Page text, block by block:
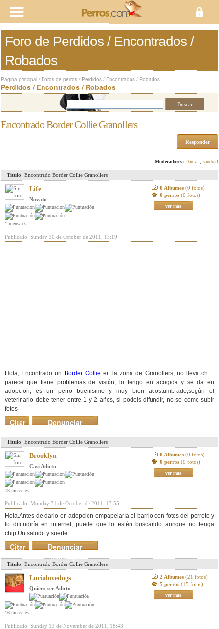
Foro de Perdidos / Encontrados /
Robados
Página principal / Foros de perros / Perdidos / Encontrados / Robados
Perdidos / Encontrados / Robados
Encontrado Border Collie Granollers
Responder
Moderadores: Damzel sandrarf
Titulo: Encontrado Border Collie Granollers
Life
Novato
1 mensajes
0 Albumes (0 fotos)
0 perros (0 fotos)
ver mas
Publicado: Sunday 30 de October de 2011, 13:19
Hola, Encontrado un Border Collie en la zona de Granollers, no lleva chip,
parece que tiene problemas de visión, lo tengo en acogida y se da en
adopcion, es un perro buenisimo y muy bien acostumbrado,según el
veterinario debe tener entre 1 y 2 años, si podeis difundir, no se como subir
fotos
Denunciar
mensaje
Citar
Titulo: Encontrado Border Collie Granollers
Brooklyn
Casi Adicto
73 mensajes
0 Albumes (0 fotos)
0 perros (0 fotos)
ver mas
Publicado: Monday 31 de October de 2011, 13:55
Hola.Antes de darlo en adopción empapelaría el barrio con fotos del perrete y
lo difundiría en internet, puede que lo estén buscando aunque no tenga
chip.Un saludo y suerte.
Denunciar
mensaje
Citar
Titulo: Encontrado Border Collie Granollers
Lucialovedogs
Quiero ser Adicto
16 mensajes
2 Albumes (21 fotos)
5 perros (15 fotos)
ver mas
Publicado: Sunday 13 de November de 2011, 18:43